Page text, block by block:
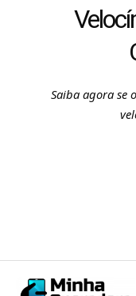
Saiba agora se